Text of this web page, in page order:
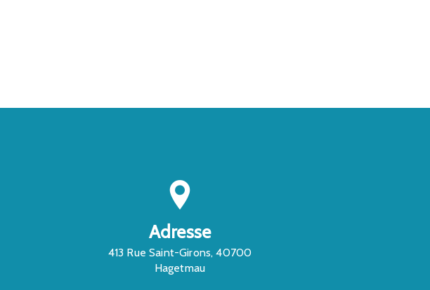
Adresse
413 Rue Saint-Girons, 40700
Hagetmau